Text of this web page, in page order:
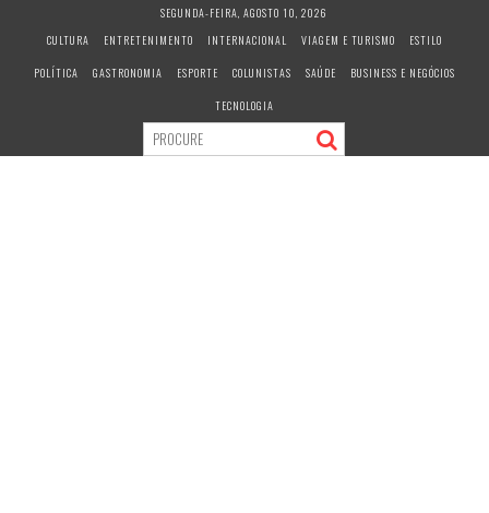
c
SEGUNDA-FEIRA, AGOSTO 10, 2026
CULTURA
ENTRETENIMENTO INTERNACIONAL VIAGEM E TURISMO
ESTILO
POLÍTICA
GASTRONOMIA ESPORTE COLUNISTAS SAÚDE
BUSINESS E NEGÓCIOS
TECNOLOGIA